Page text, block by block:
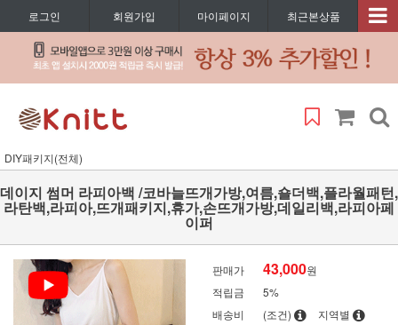
로그인 회원가입 마이페이지 최근본상품
DIY패키지(전체)
데이지 썸머 라피아백 /코바늘뜨개가방,여름,숄더백,플라월패턴,
라탄백,라피아,뜨개패키지,휴가,손뜨개가방,데일리백,라피아페
이퍼
판매가 43,000원
적립금
5%
배송비
(조건)
지역별